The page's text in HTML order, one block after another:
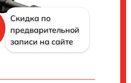
Скидка по
предварительной
записи на сайте